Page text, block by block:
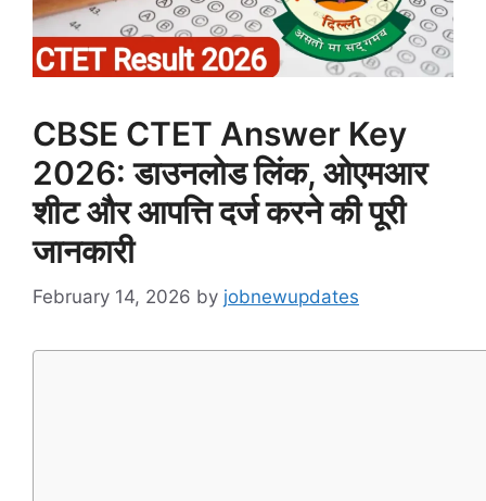
CBSE CTET Answer Key
2026: डाउनलोड लिंक, ओएमआर
शीट और आपत्ति दर्ज करने की पूरी
जानकारी
February 14, 2026 by jobnewupdates